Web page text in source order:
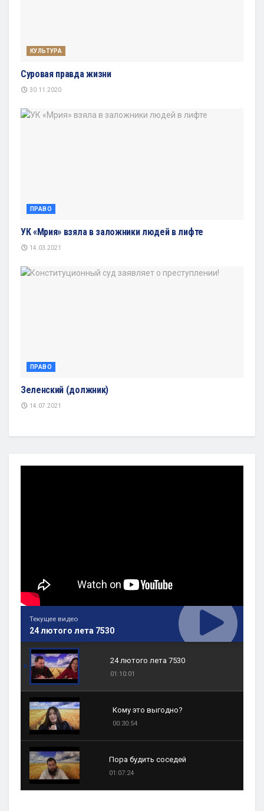
КУЛЬТУРА
Суровая правда жизни
30.11.2020
ПРАВО
УК «Мрия» взяла в заложники людей в лифте
14.03.2021
ПРАВО
Зеленский (должник)
14.07.2021
Текущее видео
24 лютого лета 7530
24 лютого лета 7530
01:10:01
Кому это выгодно?
00:30:54
Пора будить соседей
01:07:24